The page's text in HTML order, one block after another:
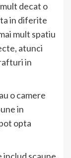
decat o
in diferite
mult spatiu
atunci
in
o camere
in
opta